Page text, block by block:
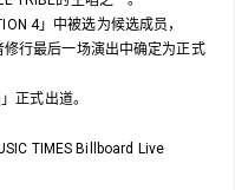
4」中被选为候选成员，
修行最后一场演出中确定为正式
正式出道。
TIMES Billboard Live